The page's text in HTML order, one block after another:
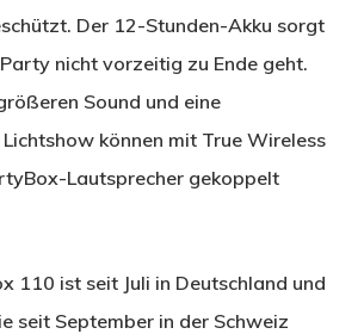
Der 12-Stunden-Akku sorgt
nicht vorzeitig zu Ende geht.
Sound und eine
können mit True Wireless
Lautsprecher gekoppelt
110 ist seit Juli in Deutschland und
seit September in der Schweiz